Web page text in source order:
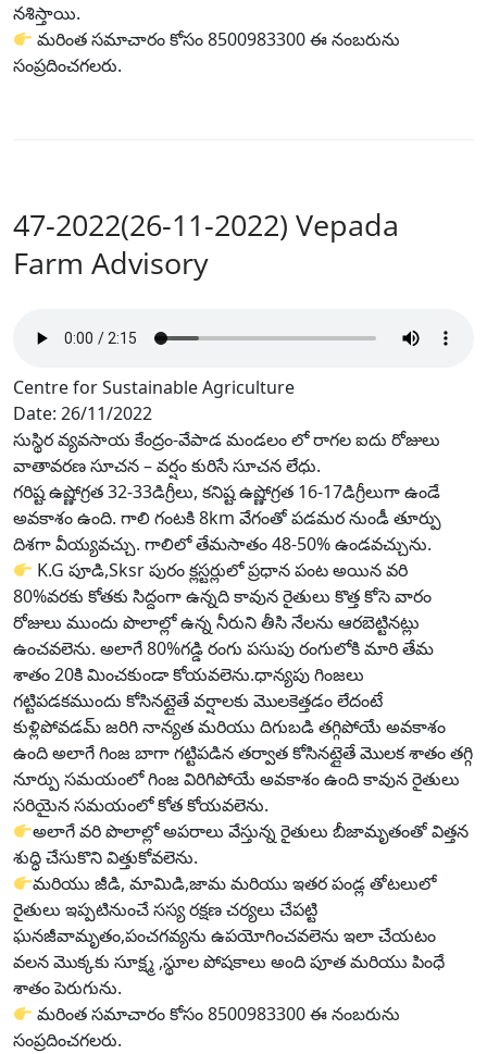
నశిస్తాయి.
మరింత సమాచారం కోసం 8500983300 ఈ నంబరును
సంప్రదించగలరు.
47-2022(26-11-2022) Vepada
Farm Advisory
Centre for Sustainable Agriculture
Date: 26/11/2022
సుస్థిర వ్యవసాయ కేంద్రం-వేపాడ మండలం లో రాగల ఐదు రోజులు
వాతావరణ సూచన – వర్షం కురిసే సూచన లేధు.
గరిష్ట ఉష్ణోగ్రత 32-33డిగ్రీలు, కనిష్ట ఉష్ణోగ్రత 16-17డిగ్రీలుగా ఉండే
అవకాశం ఉంది. గాలి గంటకి 8km వేగంతో పడమర నుండీ తూర్పు
దిశగా వీయ్యవచ్చు. గాలిలో తేమసాతం 48-50% ఉండవచ్చును.
K.G పూడి,Sksr పురం క్లస్టర్లులో ప్రధాన పంట అయిన వరి
80%వరకు కోతకు సిద్దంగా ఉన్నది కావున రైతులు కొత్త కోసె వారం
రోజులు ముందు పొలాల్లో ఉన్న నీరుని తీసి నేలను ఆరబెట్టినట్లు
ఉంచవలెను. అలాగే 80%గడ్డి రంగు పసుపు రంగులోకి మారి తేమ
శాతం 20కి మించకుండా కోయవలెను.ధాన్యపు గింజలు
గట్టిపడకముందు కోసినట్లైతే వర్షాలకు మొలకెత్తడం లేదంటే
కుళ్లిపోవడమ్ జరిగి నాన్యత మరియు దిగుబడి తగ్గిపోయే అవకాశం
ఉంది అలాగే గింజ బాగా గట్టిపడిన తర్వాత కోసినట్లైతే మొలక శాతం తగ్గి
నూర్పు సమయంలో గింజ విరిగిపోయే అవకాశం ఉంది కావున రైతులు
సరియైన సమయంలో కోత కోయవలెను.
అలాగే వరి పొలాల్లో అపరాలు వేస్తున్న రైతులు బీజామృతంతో విత్తన
శుద్ధి చేసుకొని విత్తుకోవలెను.
మరియు జీడి, మామిడి,జామ మరియు ఇతర పండ్ల తోటలులో
రైతులు ఇప్పటినుంచే సస్య రక్షణ చర్యలు చేపట్టి
ఘనజీవామృతం,పంచగవ్యను ఉపయోగించవలెను ఇలా చేయటం
వలన మొక్కకు సూక్ష్మ ,స్థూల పోషకాలు అంది పూత మరియు పింధే
శాతం పెరుగును.
మరింత సమాచారం కోసం 8500983300 ఈ నంబరును
సంప్రదించగలరు.